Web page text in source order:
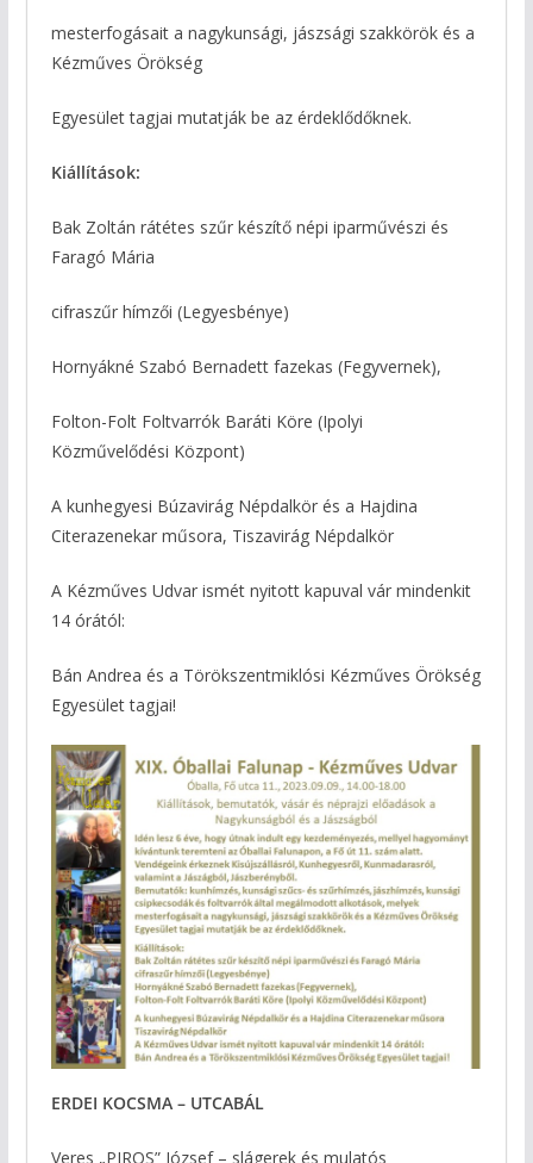
mesterfogásait a nagykunsági, jászsági szakkörök és a
Kézműves Örökség
Egyesület tagjai mutatják be az érdeklődőknek.
Kiállítások:
Bak Zoltán rátétes szűr készítő népi iparművészi és
Faragó Mária
cifraszűr hímzői (Legyesbénye)
Hornyákné Szabó Bernadett fazekas (Fegyvernek),
Folton-Folt Foltvarrók Baráti Köre (Ipolyi
Közművelődési Központ)
A kunhegyesi Búzavirág Népdalkör és a Hajdina
Citerazenekar műsora, Tiszavirág Népdalkör
A Kézműves Udvar ismét nyitott kapuval vár mindenkit
14 órától:
Bán Andrea és a Törökszentmiklósi Kézműves Örökség
Egyesület tagjai!
ERDEI KOCSMA – UTCABÁL
Veres „PIROS” József – slágerek és mulatós